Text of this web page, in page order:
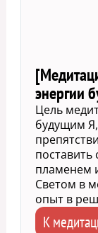
энергии
Цель
будущим
пламенем
Светом в
опыт в
К